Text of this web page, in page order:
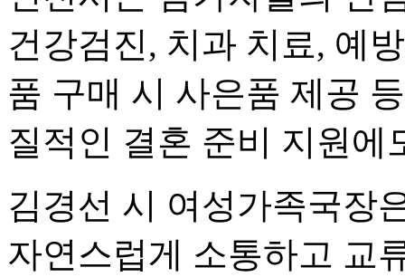
건강검진, 치과 치료, 예
품 구매 시 사은품 제공
질적인 결혼 준비 지원에
김경선 시 여성가족국장
자연스럽게 소통하고 교